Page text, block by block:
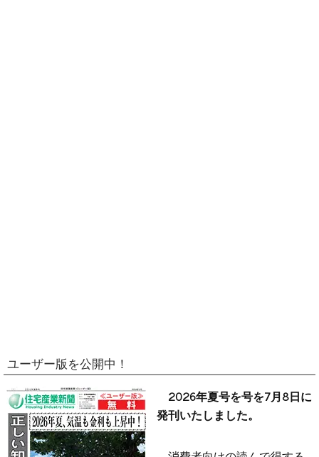
ユーザー版を公開中！
2026年夏号を号を7月8日に
発刊いたしました。